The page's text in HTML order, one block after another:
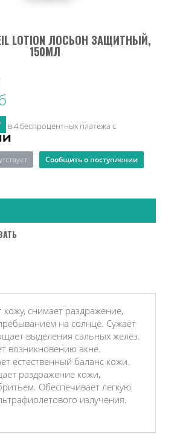
LOTION ЛОСЬОН ЗАЩИТНЫЙ,
150МЛ
в 4 беспроцентных платежа с
Сообщить о поступлении
кожу, снимает раздражение,
на солнце. Сужает
выделения сальных желёз.
возникновению акне.
естественный баланс кожи.
раздражение кожи,
Обеспечивает легкую
излучения.